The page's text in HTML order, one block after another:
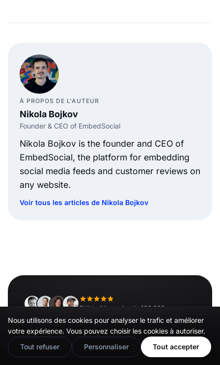
À PROPOS DE L'AUTEUR
Nikola Bojkov
Founder & CEO of EmbedSocial
Nikola Bojkov is the founder and CEO of
EmbedSocial, the platform for embedding
social media feeds and customer reviews on
any website.
Voir tous les articles de Nikola Bojkov
Plébiscité par plus de 400 000 marques
Intégrez votre feed Instagram
en quelques minutes
Nous utilisons des cookies pour analyser le trafic et améliorer
votre expérience. Vous pouvez choisir les cookies à autoriser.
Tout refuser
Personnaliser Tout accepter
🇬🇧Would you prefer this site in English?
View in English